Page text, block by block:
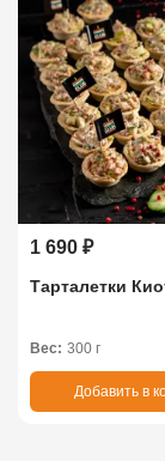
1 690 ₽
Тарталетки
Вес: 300 г
Добавить в